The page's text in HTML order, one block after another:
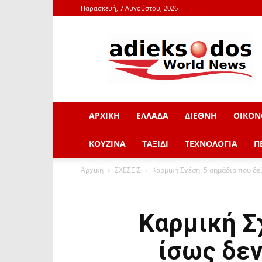
Παρασκευή, 7 Αυγούστου, 2026
adieksodos.gr
ΑΡΧΙΚΗ ΕΛΛΑΔΑ ΔΙΕΘΝΗ
ΚΟΥΖΙΝΑ ΤΑΞΙΔΙ ΤΕΧΝΟΛΟΓΙΑ
Αρχική ΣΧΕΣΕΙΣ Καρμική Σχέση: 5 σημάδια που
Καρμική
ίσως